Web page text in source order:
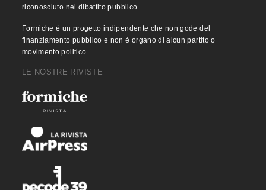
riconosciuto nel dibattito pubblico.
Formiche è un progetto indipendente che non gode del
finanziamento pubblico e non è organo di alcun partito o
movimento politico.
LE NOSTRE RIVISTE